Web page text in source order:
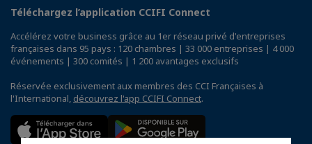
Téléchargez l’application CCIFI Connect
Accélérez votre business grâce au 1er réseau privé d'entreprises
françaises dans 95 pays : 120 chambres | 33 000 entreprises | 4 000
événements | 300 comités | 1 200 avantages exclusifs
Réservée exclusivement aux membres des CCI Françaises à
l'International, découvrez l'app CCIFI Connect.